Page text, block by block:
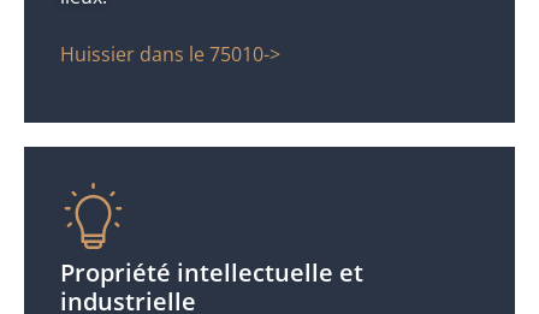
Huissier dans le 75010->
Propriété intellectuelle et
industrielle